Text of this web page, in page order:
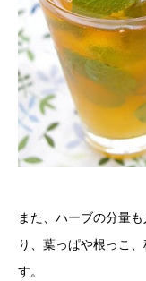
また、ハーブの分量
り、葉っぱや根っこ
す。